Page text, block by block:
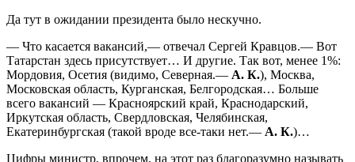
Да тут в ожидании президента было нескучно.
— Что касается вакансий,— отвечал Сергей Кравцов.— Вот
Татарстан здесь присутствует… И другие. Так вот, менее 1%:
Мордовия, Осетия (видимо, Северная.— А. К.), Москва,
Московская область, Курганская, Белгородская… Больше
всего вакансий — Красноярский край, Краснодарский,
Иркутская область, Свердловская, Челябинская,
Екатеринбургская (такой вроде все-таки нет.— А. К.)…
Цифры министр, впрочем, на этот раз благоразумно называть